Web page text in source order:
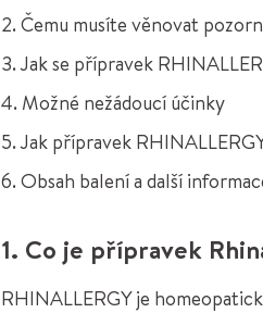
2. Čemu musíte věnovat
3. Jak se přípravek
4. Možné nežádoucí účinky
5. Jak přípravek
6. Obsah balení a další
1. Co je přípravek
RHINALLERGY je